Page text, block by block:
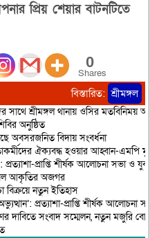
প্রিয় শেয়ার বাটনটিতে
0
Shares
বিস্তারিত: শ্রীমঙ্গল
সাথে শ্রীমঙ্গল থানায় ওসির মতবিনিময়
অনুষ্ঠিত
অবসরজনিত বিদায় সংবর্ধনা
ঐক্যবদ্ধ হওয়ার আহ্বান-এমপি
প্রাপ্তি শীর্ষক আলোচনা সভা ও
আকৃতির অজগর
বিক্রয়ে নতুন ইতিহাস
প্রত্যাশা-প্রাপ্তি শীর্ষক আলোচনা
দাবিতে সংবাদ সম্মেলন, নতুন মজুরি